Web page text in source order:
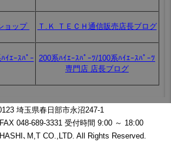
ョップ Ｔ.Ｋ ＴＥＣＨ通信販売店長ブログ
ｲｴｰｽﾊﾟｰ
200系ﾊｲｴｰｽﾊﾟｰﾂ/100系ﾊｲｴｰｽﾊﾟｰﾂ
専門店 店長ブログ
埼玉県春日部市永沼247-1
048-689-3331 受付時間 9:00 ～ 18:00
､M,T CO.,LTD. All Rights Reserved.